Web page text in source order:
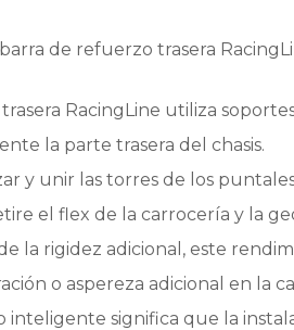
de refuerzo trasera
trasera RacingLine utiliza
la parte trasera del chasis.
y unir las torres de los
el flex de la carrocería y la
la rigidez adicional, este
o aspereza adicional en la
inteligente significa que la